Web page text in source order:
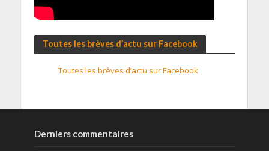
Toutes les brèves d’actu sur Facebook
Toutes les brèves d’actu sur Facebook
Derniers commentaires